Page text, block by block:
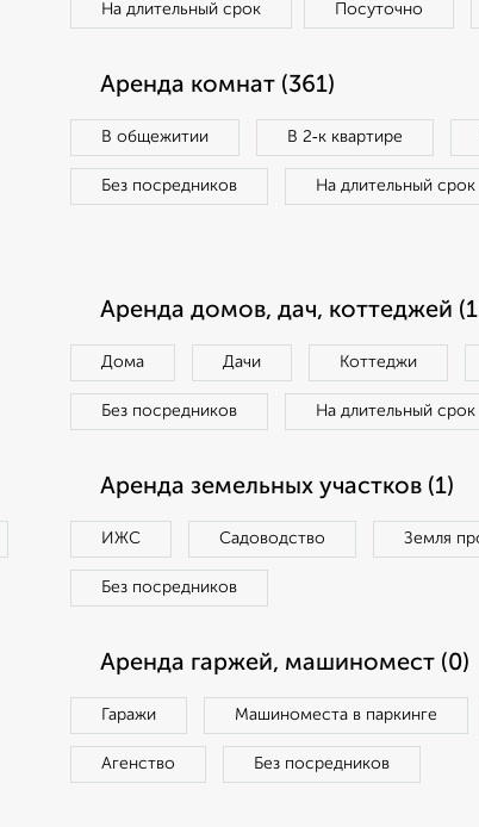
На длительный срок Посуточно
Аренда комнат (361)
В общежитии В 2‑к квартире
Без посредников На длительный срок
Аренда домов, дач, коттеджей
Дома Дачи Коттеджи
Без посредников На длительный срок
Аренда земельных участков (1)
ИЖС Садоводство Земля
Без посредников
Аренда гаржей, машиномест (0)
Гаражи Машиноместа в паркинге
Агенство Без посредников